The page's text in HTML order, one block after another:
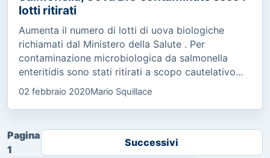
lotti ritirati
Aumenta il numero di lotti di uova biologiche
richiamati dal Ministero della Salute . Per
contaminazione microbiologica da salmonella
enteritidis sono stati ritirati a scopo cautelativo...
02 febbraio 2020Mario Squillace
Pagina
1
Successivi